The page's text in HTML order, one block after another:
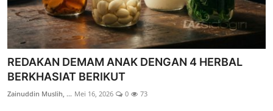
REDAKAN DEMAM ANAK DENGAN 4 HERBAL
BERKHASIAT BERIKUT
Zainuddin Muslih, ... Mei 16, 2026 0 73